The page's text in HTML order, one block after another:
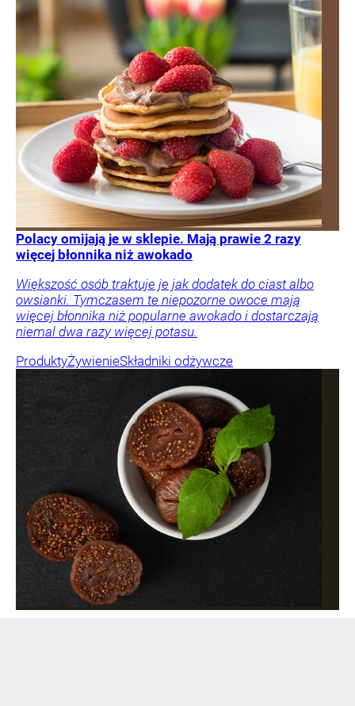
Polacy omijają je w sklepie. Mają prawie 2 razy
więcej błonnika niż awokado
Większość osób traktuje je jak dodatek do ciast albo
owsianki. Tymczasem te niepozorne owoce mają
więcej błonnika niż popularne awokado i dostarczają
niemal dwa razy więcej potasu.
ProduktyŻywienieSkładniki odżywcze